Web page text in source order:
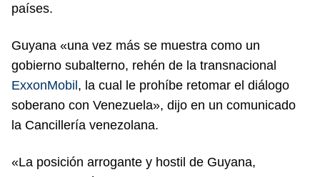
países.
Guyana «una vez más se muestra como un
gobierno subalterno, rehén de la transnacional
ExxonMobil, la cual le prohíbe retomar el diálogo
soberano con Venezuela», dijo en un comunicado
la Cancillería venezolana.
«La posición arrogante y hostil de Guyana,